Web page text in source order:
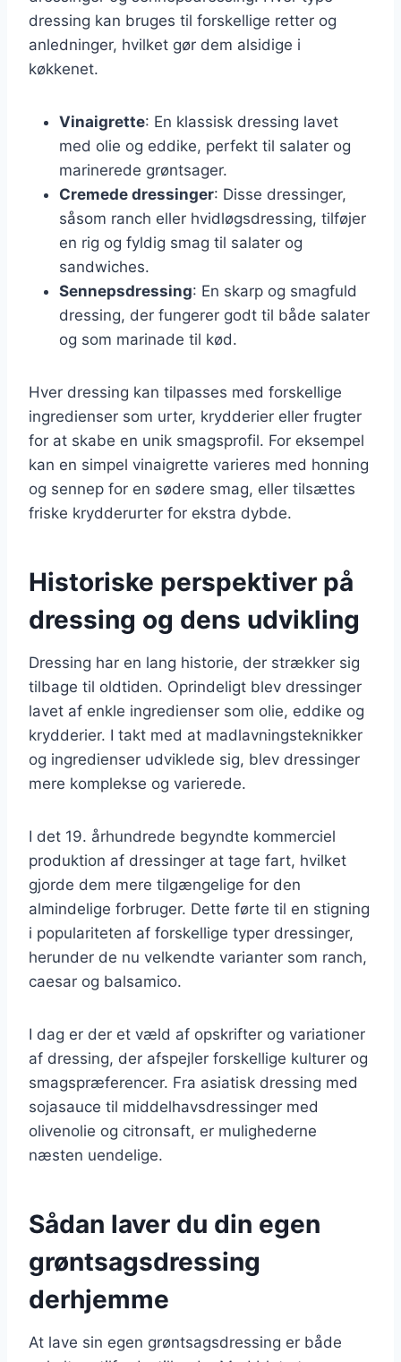
dressing kan bruges til forskellige retter og
anledninger, hvilket gør dem alsidige i
køkkenet.
Vinaigrette: En klassisk dressing lavet
med olie og eddike, perfekt til salater og
marinerede grøntsager.
Cremede dressinger: Disse dressinger,
såsom ranch eller hvidløgsdressing, tilføjer
en rig og fyldig smag til salater og
sandwiches.
Sennepsdressing: En skarp og smagfuld
dressing, der fungerer godt til både salater
og som marinade til kød.
Hver dressing kan tilpasses med forskellige
ingredienser som urter, krydderier eller frugter
for at skabe en unik smagsprofil. For eksempel
kan en simpel vinaigrette varieres med honning
og sennep for en sødere smag, eller tilsættes
friske krydderurter for ekstra dybde.
Historiske perspektiver på
dressing og dens udvikling
Dressing har en lang historie, der strækker sig
tilbage til oldtiden. Oprindeligt blev dressinger
lavet af enkle ingredienser som olie, eddike og
krydderier. I takt med at madlavningsteknikker
og ingredienser udviklede sig, blev dressinger
mere komplekse og varierede.
I det 19. århundrede begyndte kommerciel
produktion af dressinger at tage fart, hvilket
gjorde dem mere tilgængelige for den
almindelige forbruger. Dette førte til en stigning
i populariteten af forskellige typer dressinger,
herunder de nu velkendte varianter som ranch,
caesar og balsamico.
I dag er der et væld af opskrifter og variationer
af dressing, der afspejler forskellige kulturer og
smagspræferencer. Fra asiatisk dressing med
sojasauce til middelhavsdressinger med
olivenolie og citronsaft, er mulighederne
næsten uendelige.
Sådan laver du din egen
grøntsagsdressing
derhjemme
At lave sin egen grøntsagsdressing er både